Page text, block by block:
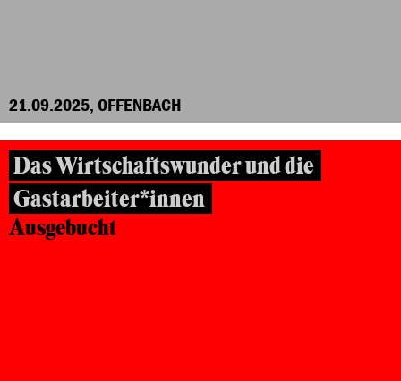
21.09.2025, OFFENBACH
Das Wirtschaftswunder und die
Gastarbeiter*innen
Ausgebucht